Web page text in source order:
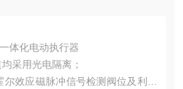
体化电动执行器
采用光电隔离；
效应磁脉冲信号检测阀位及利用